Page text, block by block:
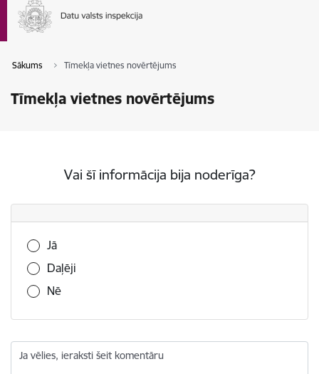
Sākums Tīmekļa vietnes novērtējums
Tīmekļa vietnes novērtējums
Vai šī informācija bija noderīga?
Vai šī informācija bija noderīga?
Jā
Daļēji
Nē
Ja vēlies, ieraksti šeit komentāru